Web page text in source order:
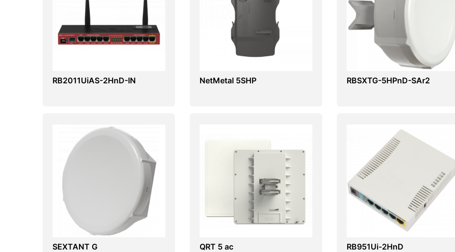
RB2011UiAS-2HnD-IN NetMetal 5SHP RBSXTG-5HPnD-SAr2
SEXTANT G QRT 5 ac RB951Ui-2HnD